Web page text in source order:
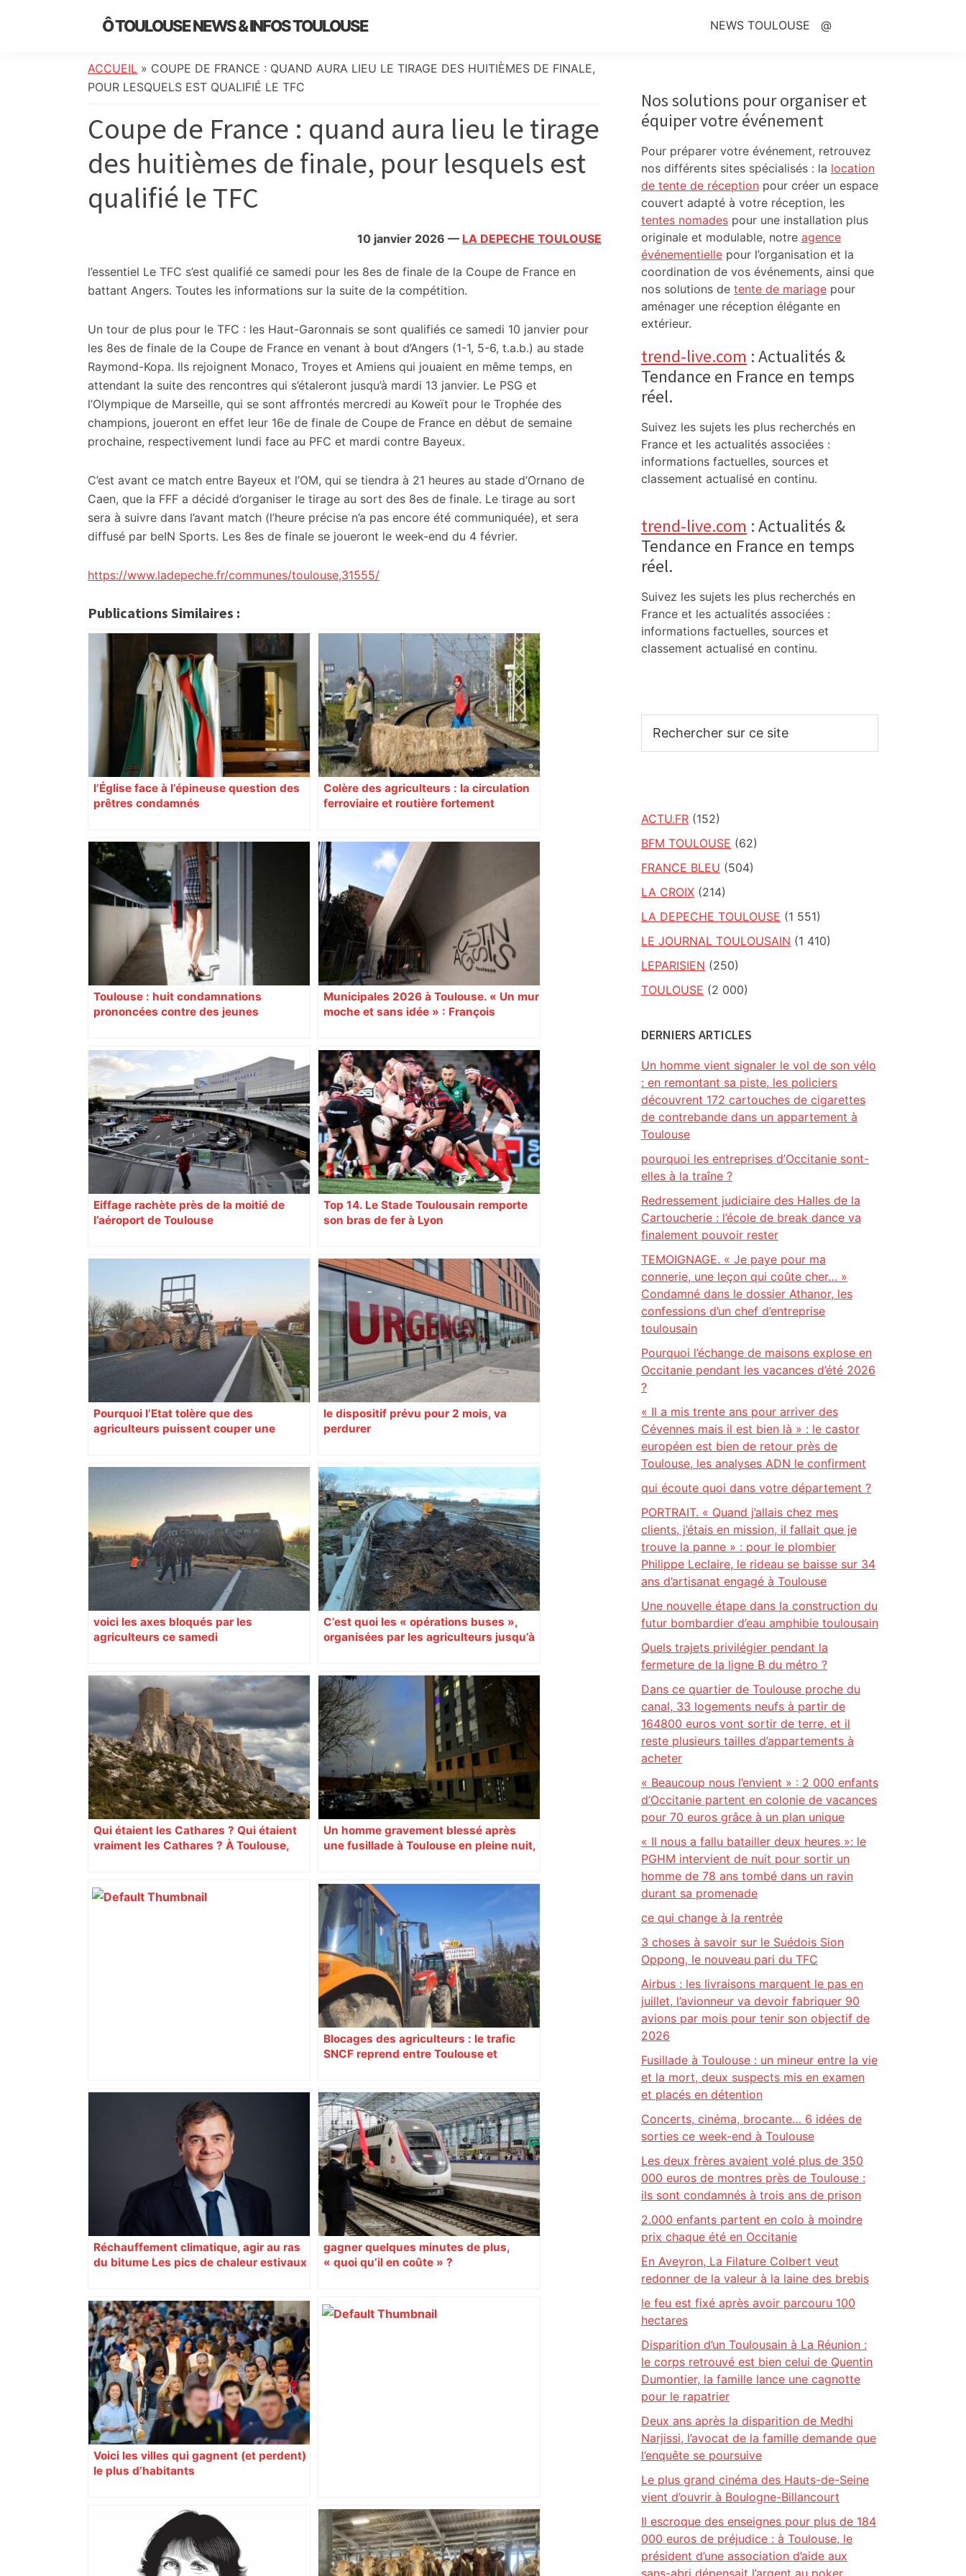
Ô TOULOUSE NEWS & INFOS TOULOUSE
de
l’actualité
:
info
locale,
société,
culture,
politique,
divers
et
citoyennes
NEWS TOULOUSE @
ACCUEIL » COUPE DE FRANCE : QUAND AURA LIEU LE TIRAGE DES HUITIÈMES DE FINALE,
POUR LESQUELS EST QUALIFIÉ LE TFC
Coupe de France : quand aura lieu le tirage
des huitièmes de finale, pour lesquels est
qualifié le TFC
10 janvier 2026 — LA DEPECHE TOULOUSE
l’essentiel Le TFC s’est qualifié ce samedi pour les 8es de finale de la Coupe de France en
battant Angers. Toutes les informations sur la suite de la compétition.
Un tour de plus pour le TFC : les Haut-Garonnais se sont qualifiés ce samedi 10 janvier pour
les 8es de finale de la Coupe de France en venant à bout d’Angers (1-1, 5-6, t.a.b.) au stade
Raymond-Kopa. Ils rejoignent Monaco, Troyes et Amiens qui jouaient en même temps, en
attendant la suite des rencontres qui s’étaleront jusqu’à mardi 13 janvier. Le PSG et
l’Olympique de Marseille, qui se sont affrontés mercredi au Koweït pour le Trophée des
champions, joueront en effet leur 16e de finale de Coupe de France en début de semaine
prochaine, respectivement lundi face au PFC et mardi contre Bayeux.
C’est avant ce match entre Bayeux et l’OM, qui se tiendra à 21 heures au stade d’Ornano de
Caen, que la FFF a décidé d’organiser le tirage au sort des 8es de finale. Le tirage au sort
sera à suivre dans l’avant match (l’heure précise n’a pas encore été communiquée), et sera
diffusé par beIN Sports. Les 8es de finale se joueront le week-end du 4 février.
https://www.ladepeche.fr/communes/toulouse,31555/
Publications Similaires :
l’Église face à l’épineuse question des
prêtres condamnés
Colère des agriculteurs : la circulation
ferroviaire et routière fortement
Toulouse : huit condamnations
prononcées contre des jeunes
Municipales 2026 à Toulouse. « Un mur
moche et sans idée » : François
Augustins
Eiffage rachète près de la moitié de
l’aéroport de Toulouse
Top 14. Le Stade Toulousain remporte
son bras de fer à Lyon
Pourquoi l’Etat tolère que des
agriculteurs puissent couper une
le dispositif prévu pour 2 mois, va
perdurer
voici les axes bloqués par les
agriculteurs ce samedi
C’est quoi les « opérations buses »,
organisées par les agriculteurs jusqu’à
Qui étaient les Cathares ? Qui étaient
vraiment les Cathares ? À Toulouse,
l’hérésie cathare dans le Midi des XIIe
et XIIIe siècles. Une question qui
Un homme gravement blessé après
une fusillade à Toulouse en pleine nuit,
Top 14: comment Perpignan a une
nouvelle fois fait tomber Toulouse? –
Blocages des agriculteurs : le trafic
SNCF reprend entre Toulouse et
Réchauffement climatique, agir au ras
du bitume Les pics de chaleur estivaux
métropole de Toulouse a lancé un
programme de rafraîchissement urbain.
L’action locale se révèle ainsi décisive
pour améliorer le quotidien des
citoyens mais elle doit s’articuler avec
des stratégies nationales et
internationales. Par Jean-Christophe
Ploquin Éditorial
gagner quelques minutes de plus,
« quoi qu’il en coûte » ?
Voici les villes qui gagnent (et perdent)
le plus d’habitants
Top 14 : Perpignan mate le leader
Toulouse et quitte la dernière place –
lanouvellerepublique.fr
Sidebar
Nos solutions pour organiser et
équiper votre événement
Pour préparer votre événement, retrouvez
nos différents sites spécialisés : la location
de tente de réception pour créer un espace
couvert adapté à votre réception, les
tentes nomades pour une installation plus
originale et modulable, notre agence
événementielle pour l’organisation et la
coordination de vos événements, ainsi que
nos solutions de tente de mariage pour
aménager une réception élégante en
extérieur.
trend-live.com : Actualités &
Tendance en France en temps
réel.
Suivez les sujets les plus recherchés en
France et les actualités associées :
informations factuelles, sources et
classement actualisé en continu.
trend-live.com : Actualités &
Tendance en France en temps
réel.
Suivez les sujets les plus recherchés en
France et les actualités associées :
informations factuelles, sources et
classement actualisé en continu.
sur
ACTU.FR (152)
BFM TOULOUSE (62)
FRANCE BLEU (504)
LA CROIX (214)
LA DEPECHE TOULOUSE (1 551)
LE JOURNAL TOULOUSAIN (1 410)
LEPARISIEN (250)
TOULOUSE (2 000)
DERNIERS ARTICLES
Un homme vient signaler le vol de son vélo
: en remontant sa piste, les policiers
découvrent 172 cartouches de cigarettes
de contrebande dans un appartement à
Toulouse
pourquoi les entreprises d’Occitanie sont-
elles à la traîne ?
Redressement judiciaire des Halles de la
Cartoucherie : l’école de break dance va
finalement pouvoir rester
TEMOIGNAGE. « Je paye pour ma
connerie, une leçon qui coûte cher… »
Condamné dans le dossier Athanor, les
confessions d’un chef d’entreprise
toulousain
Pourquoi l’échange de maisons explose en
Occitanie pendant les vacances d’été 2026
?
« Il a mis trente ans pour arriver des
Cévennes mais il est bien là » : le castor
européen est bien de retour près de
Toulouse, les analyses ADN le confirment
qui écoute quoi dans votre département ?
PORTRAIT. « Quand j’allais chez mes
clients, j’étais en mission, il fallait que je
trouve la panne » : pour le plombier
Philippe Leclaire, le rideau se baisse sur 34
ans d’artisanat engagé à Toulouse
Une nouvelle étape dans la construction du
futur bombardier d’eau amphibie toulousain
Quels trajets privilégier pendant la
fermeture de la ligne B du métro ?
Dans ce quartier de Toulouse proche du
canal, 33 logements neufs à partir de
164800 euros vont sortir de terre, et il
reste plusieurs tailles d’appartements à
acheter
« Beaucoup nous l’envient » : 2 000 enfants
d’Occitanie partent en colonie de vacances
pour 70 euros grâce à un plan unique
« Il nous a fallu batailler deux heures »: le
PGHM intervient de nuit pour sortir un
homme de 78 ans tombé dans un ravin
durant sa promenade
ce qui change à la rentrée
3 choses à savoir sur le Suédois Sion
Oppong, le nouveau pari du TFC
Airbus : les livraisons marquent le pas en
juillet, l’avionneur va devoir fabriquer 90
avions par mois pour tenir son objectif de
2026
Fusillade à Toulouse : un mineur entre la vie
et la mort, deux suspects mis en examen
et placés en détention
Concerts, cinéma, brocante… 6 idées de
sorties ce week-end à Toulouse
Les deux frères avaient volé plus de 350
000 euros de montres près de Toulouse :
ils sont condamnés à trois ans de prison
2.000 enfants partent en colo à moindre
prix chaque été en Occitanie
En Aveyron, La Filature Colbert veut
redonner de la valeur à la laine des brebis
le feu est fixé après avoir parcouru 100
hectares
Disparition d’un Toulousain à La Réunion :
le corps retrouvé est bien celui de Quentin
Dumontier, la famille lance une cagnotte
pour le rapatrier
Deux ans après la disparition de Medhi
Narjissi, l’avocat de la famille demande que
l’enquête se poursuive
Le plus grand cinéma des Hauts-de-Seine
vient d’ouvrir à Boulogne-Billancourt
Il escroque des enseignes pour plus de 184
000 euros de préjudice : à Toulouse, le
président d’une association d’aide aux
sans-abri dépensait l’argent au poker